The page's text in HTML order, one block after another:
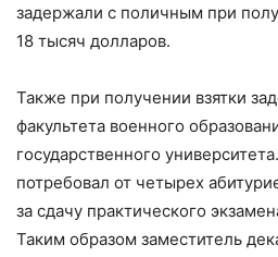
задержали с поличным при
18 тысяч долларов.
Также при получении взятки
факультета военного
государственного
потребовал от четырех
за сдачу практического
Таким образом заместитель